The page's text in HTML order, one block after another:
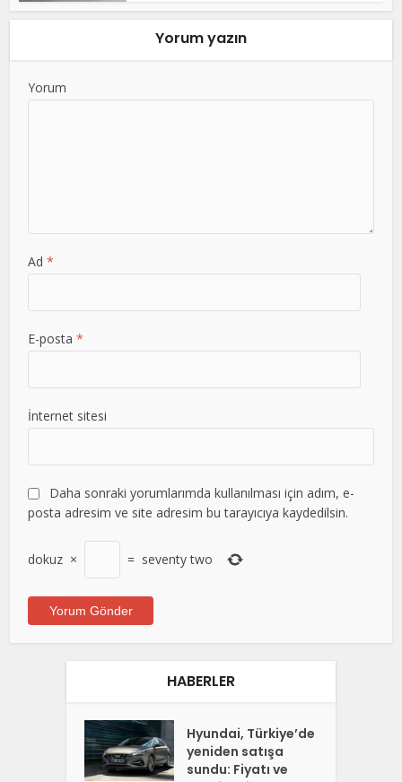
Yorum yazın
Yorum
Ad*
E-posta*
İnternet sitesi
Daha sonraki yorumlarımda kullanılması için adım, e-
posta adresim ve site adresim bu tarayıcıya kaydedilsin.
dokuz × = seventy two
HABERLER
Hyundai, Türkiye’de
yeniden satışa
sundu: Fiyatı ve